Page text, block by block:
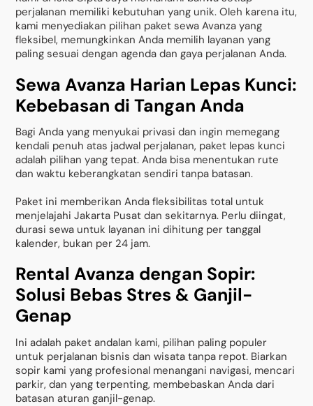
perjalanan memiliki kebutuhan yang unik. Oleh karena itu,
kami menyediakan pilihan paket sewa Avanza yang
fleksibel, memungkinkan Anda memilih layanan yang
paling sesuai dengan agenda dan gaya perjalanan Anda.
Sewa Avanza Harian Lepas Kunci:
Kebebasan di Tangan Anda
Bagi Anda yang menyukai privasi dan ingin memegang
kendali penuh atas jadwal perjalanan, paket lepas kunci
adalah pilihan yang tepat. Anda bisa menentukan rute
dan waktu keberangkatan sendiri tanpa batasan.
Paket ini memberikan Anda fleksibilitas total untuk
menjelajahi Jakarta Pusat dan sekitarnya. Perlu diingat,
durasi sewa untuk layanan ini dihitung per tanggal
kalender, bukan per 24 jam.
Rental Avanza dengan Sopir:
Solusi Bebas Stres & Ganjil-
Genap
Ini adalah paket andalan kami, pilihan paling populer
untuk perjalanan bisnis dan wisata tanpa repot. Biarkan
sopir kami yang profesional menangani navigasi, mencari
parkir, dan yang terpenting, membebaskan Anda dari
batasan aturan ganjil-genap.